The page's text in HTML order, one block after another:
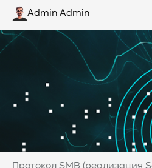
Admin Admin